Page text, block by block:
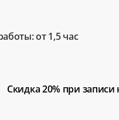
от 1,5 час
Скидка 20% при записи